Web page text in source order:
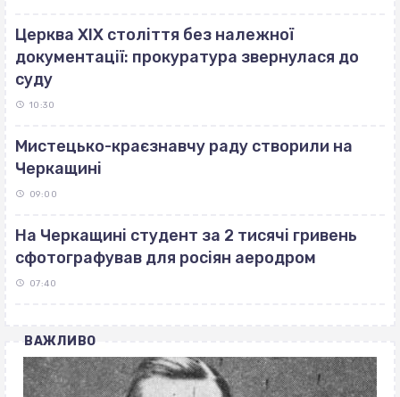
Церква ХІХ століття без належної
документації: прокуратура звернулася до
суду
10:30
Мистецько-краєзнавчу раду створили на
Черкащині
09:00
На Черкащині студент за 2 тисячі гривень
сфотографував для росіян аеродром
07:40
ВАЖЛИВО